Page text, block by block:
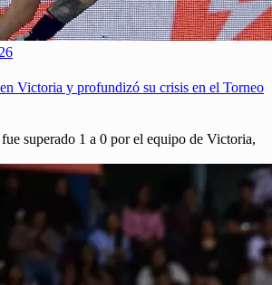
Victoria y profundizó su crisis en el Torneo
superado 1 a 0 por el equipo de Victoria,